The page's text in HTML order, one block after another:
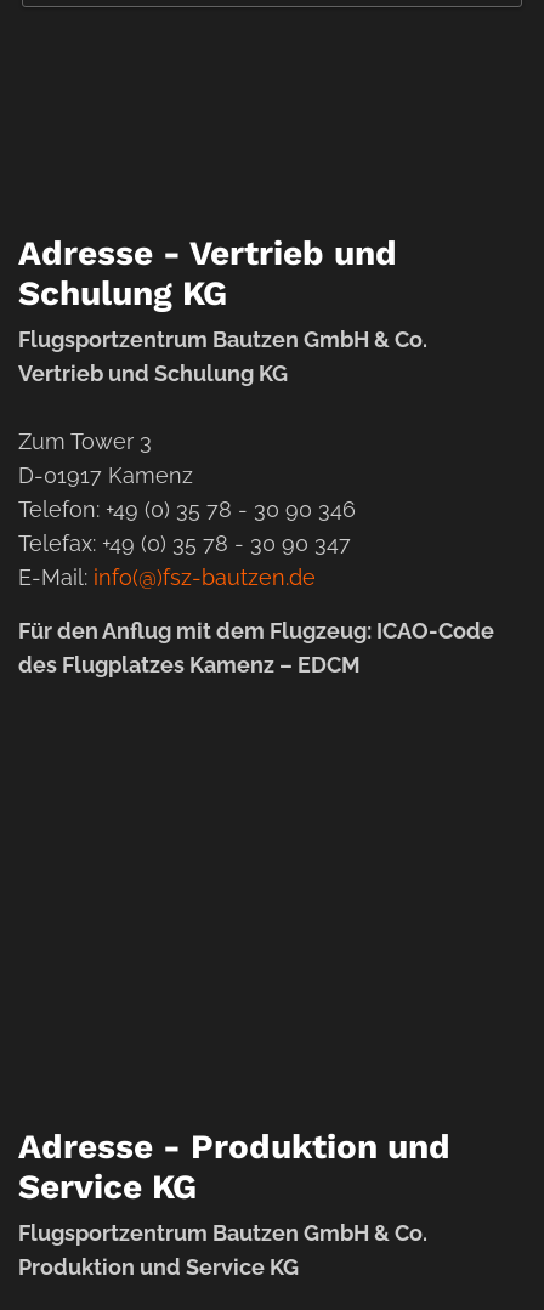
Adresse - Vertrieb und
Schulung KG
Flugsportzentrum Bautzen GmbH & Co.
Vertrieb und Schulung KG
Zum Tower 3
D-01917 Kamenz
Telefon: +49 (0) 35 78 - 30 90 346
Telefax: +49 (0) 35 78 - 30 90 347
E-Mail: info(@)fsz-bautzen.de
Für den Anflug mit dem Flugzeug: ICAO-Code
des Flugplatzes Kamenz – EDCM
Adresse - Produktion und
Service KG
Flugsportzentrum Bautzen GmbH & Co.
Produktion und Service KG